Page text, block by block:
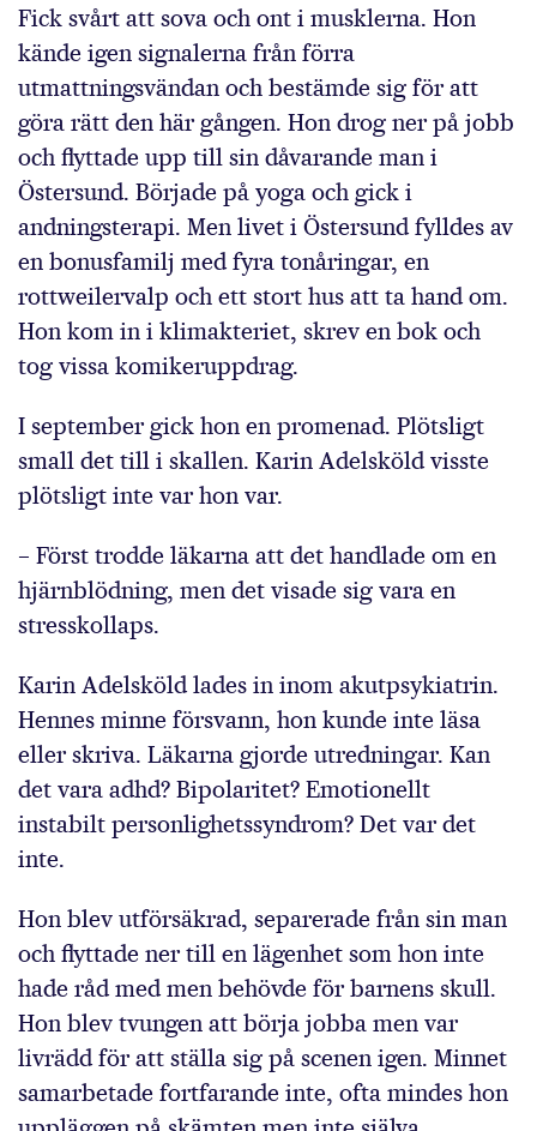
Fick svårt att sova och ont i musklerna. Hon
kände igen signalerna från förra
utmattningsvändan och bestämde sig för att
göra rätt den här gången. Hon drog ner på jobb
och flyttade upp till sin dåvarande man i
Östersund. Började på yoga och gick i
andningsterapi. Men livet i Östersund fylldes av
en bonusfamilj med fyra tonåringar, en
rottweilervalp och ett stort hus att ta hand om.
Hon kom in i klimakteriet, skrev en bok och
tog vissa komikeruppdrag.
I september gick hon en promenad. Plötsligt
small det till i skallen. Karin Adelsköld visste
plötsligt inte var hon var.
– Först trodde läkarna att det handlade om en
hjärnblödning, men det visade sig vara en
stresskollaps.
Karin Adelsköld lades in inom akutpsykiatrin.
Hennes minne försvann, hon kunde inte läsa
eller skriva. Läkarna gjorde utredningar. Kan
det vara adhd? Bipolaritet? Emotionellt
instabilt personlighetssyndrom? Det var det
inte.
Hon blev utförsäkrad, separerade från sin man
och flyttade ner till en lägenhet som hon inte
hade råd med men behövde för barnens skull.
Hon blev tvungen att börja jobba men var
livrädd för att ställa sig på scenen igen. Minnet
samarbetade fortfarande inte, ofta mindes hon